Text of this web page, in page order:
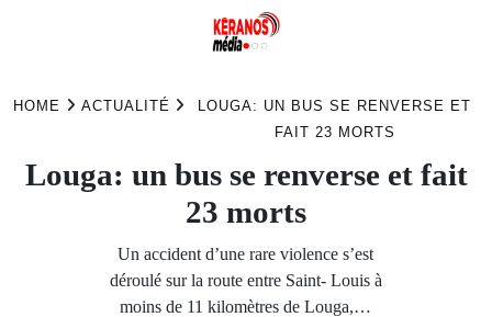
HOME ACTUALITÉ
LOUGA: UN BUS SE RENVERSE ET
FAIT 23 MORTS
Louga: un bus se renverse et fait
23 morts
Un accident d’une rare violence s’est
déroulé sur la route entre Saint- Louis à
moins de 11 kilomètres de Louga,…